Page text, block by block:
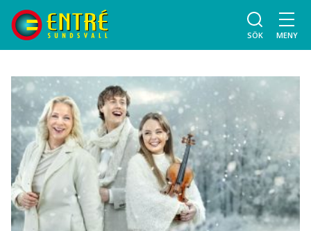
SÖK MENY